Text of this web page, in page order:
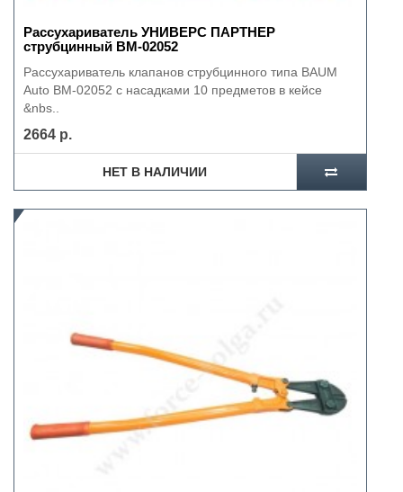
Рассухариватель УНИВЕРС ПАРТНЕР
струбцинный ВМ-02052
Рассухариватель клапанов струбцинного типа BAUM
Auto BM-02052 с насадками 10 предметов в кейсе
&nbs..
2664 р.
НЕТ В НАЛИЧИИ